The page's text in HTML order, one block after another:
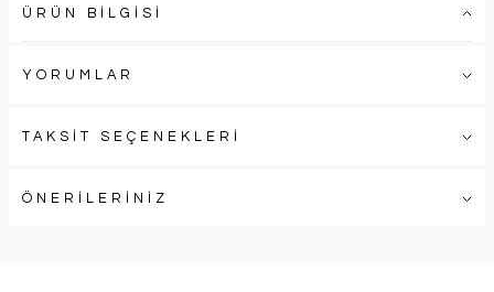
ÜRÜN BİLGİSİ
YORUMLAR
TAKSİT SEÇENEKLERİ
ÖNERİLERİNİZ